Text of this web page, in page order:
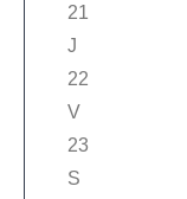
21
J
22
V
23
S